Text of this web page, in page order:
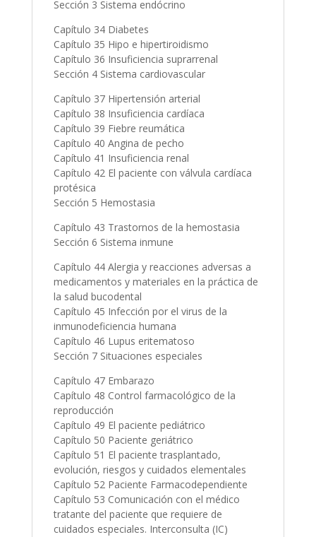
Sección 3 Sistema endócrino
Capítulo 34 Diabetes
Capítulo 35 Hipo e hipertiroidismo
Capítulo 36 Insuficiencia suprarrenal
Sección 4 Sistema cardiovascular
Capítulo 37 Hipertensión arterial
Capítulo 38 Insuficiencia cardíaca
Capítulo 39 Fiebre reumática
Capítulo 40 Angina de pecho
Capítulo 41 Insuficiencia renal
Capítulo 42 El paciente con válvula cardíaca
protésica
Sección 5 Hemostasia
Capítulo 43 Trastornos de la hemostasia
Sección 6 Sistema inmune
Capítulo 44 Alergia y reacciones adversas a
medicamentos y materiales en la práctica de
la salud bucodental
Capítulo 45 Infección por el virus de la
inmunodeficiencia humana
Capítulo 46 Lupus eritematoso
Sección 7 Situaciones especiales
Capítulo 47 Embarazo
Capítulo 48 Control farmacológico de la
reproducción
Capítulo 49 El paciente pediátrico
Capítulo 50 Paciente geriátrico
Capítulo 51 El paciente trasplantado,
evolución, riesgos y cuidados elementales
Capítulo 52 Paciente Farmacodependiente
Capítulo 53 Comunicación con el médico
tratante del paciente que requiere de
cuidados especiales. Interconsulta (IC)